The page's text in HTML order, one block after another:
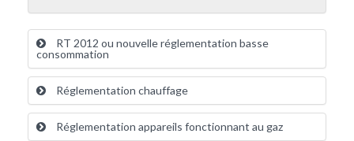
RT 2012 ou nouvelle réglementation basse
consommation
Réglementation chauffage
Réglementation appareils fonctionnant au gaz